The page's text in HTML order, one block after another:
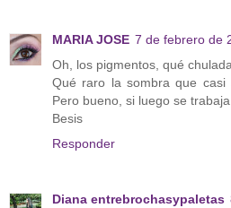
MARIA JOSE 7 de febrero de
Oh, los pigmentos, qué
Qué raro la sombra que
Pero bueno, si luego se
Besis
Responder
Diana entrebrochasypaletas